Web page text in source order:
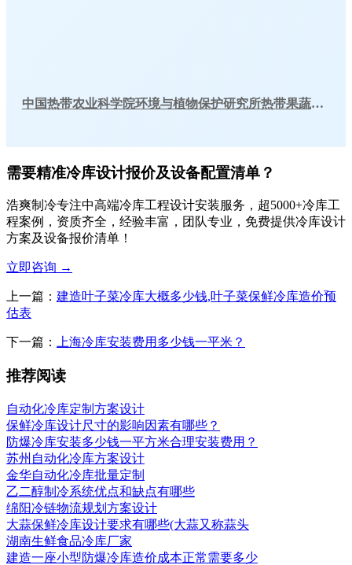
中国热带农业科学院环境与植物保护研究所热带果蔬实验室气调库工程建造方案
需要精准冷库设计报价及设备配置清单？
浩爽制冷专注中高端冷库工程设计安装服务，超5000+冷库工
程案例，资质齐全，经验丰富，团队专业，免费提供冷库设计
方案及设备报价清单！
立即咨询 →
上一篇： 建造叶子菜冷库大概多少钱,叶子菜保鲜冷库造价预
估表
下一篇： 上海冷库安装费用多少钱一平米？
推荐阅读
自动化冷库定制方案设计
保鲜冷库设计尺寸的影响因素有哪些？
防爆冷库安装多少钱一平方米合理安装费用？
苏州自动化冷库方案设计
金华自动化冷库批量定制
乙二醇制冷系统优点和缺点有哪些
绵阳冷链物流规划方案设计
大蒜保鲜冷库设计要求有哪些(大蒜又称蒜头
湖南生鲜食品冷库厂家
建造一座小型防爆冷库造价成本正常需要多少